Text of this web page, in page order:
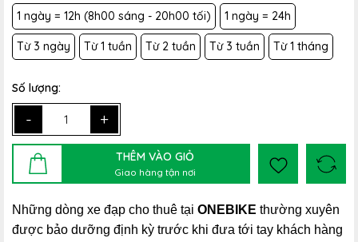
1 ngày = 12h (8h00 sáng - 20h00 tối) 1 ngày = 24h
Từ 3 ngày Từ 1 tuần Từ 2 tuần Từ 3 tuần Từ 1 tháng
Số lượng:
- +
THÊM VÀO GIỎ
Giao hàng tận nơi
Những dòng xe đạp cho thuê tại ONEBIKE thường xuyên
được bảo dưỡng định kỳ trước khi đưa tới tay khách hàng